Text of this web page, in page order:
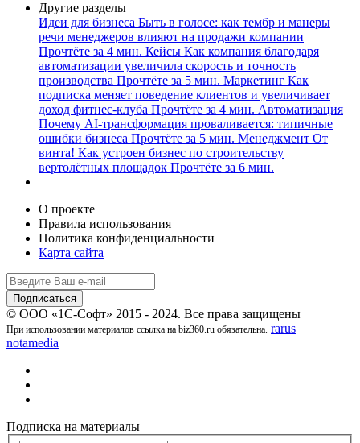
Другие разделы
Идеи для бизнеса Быть в голосе: как тембр и манеры
речи менеджеров влияют на продажи компании
Прочтёте за 4 мин. Кейсы Как компания благодаря
автоматизации увеличила скорость и точность
производства Прочтёте за 5 мин. Маркетинг Как
подписка меняет поведение клиентов и увеличивает
доход фитнес-клуба Прочтёте за 4 мин. Автоматизация
Почему AI-трансформация проваливается: типичные
ошибки бизнеса Прочтёте за 5 мин. Менеджмент От
винта! Как устроен бизнес по строительству
вертолётных площадок Прочтёте за 6 мин.
О проекте
Правила использования
Политика конфиденциальности
Карта сайта
© ООО «1С-Софт» 2015 - 2024. Все права защищены
При использовании материалов ссылка на biz360.ru обязательна. rarus
notamedia
Подписка на материалы